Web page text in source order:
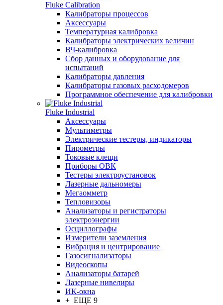
Fluke Calibration
Калибраторы процессов
Аксессуары
Температурная калибровка
Калибраторы электрических величин
ВЧ-калибровка
Сбор данных и оборудование для
испытаний
Калибраторы давления
Калибраторы газовых расходомеров
Программное обеспечение для калибровки
Fluke Industrial
Аксессуары
Мультиметры
Электрические тестеры, индикаторы
Пирометры
Токовые клещи
Приборы ОВК
Тестеры электроустановок
Лазерные дальномеры
Мегаомметр
Тепловизоры
Анализаторы и регистраторы
электроэнергии
Осциллографы
Измерители заземления
Вибрация и центрирование
Газосигнализаторы
Видеоскопы
Анализаторы батарей
Лазерные нивелиры
ИК-окна
+ ЕЩЕ 9